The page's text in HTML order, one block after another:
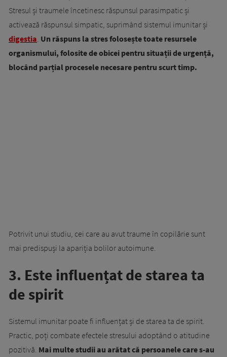
Stresul și traumele încetinesc răspunsul parasimpatic și
activează răspunsul simpatic, suprimând sistemul imunitar și
digestia. Un răspuns la stres folosește toate resursele
organismului, folosite de obicei pentru situații de urgență,
blocând parțial procesele necesare pentru scurt timp.
Potrivit unui studiu, cei care au avut traume în copilărie sunt
mai predispuși la apariția bolilor autoimune.
3. Este influențat de starea ta
de spirit
Sistemul imunitar poate fi influențat și de starea ta de spirit.
Practic, poți combate efectele stresului adoptând o atitudine
pozitivă. Mai multe studii au arătat că persoanele care s-au